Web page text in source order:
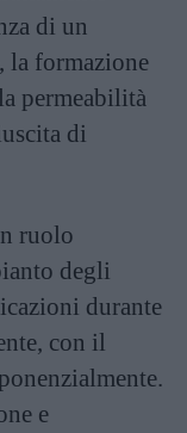
di un
la formazione
permeabilità
di
ruolo
degli
durante
con il
e